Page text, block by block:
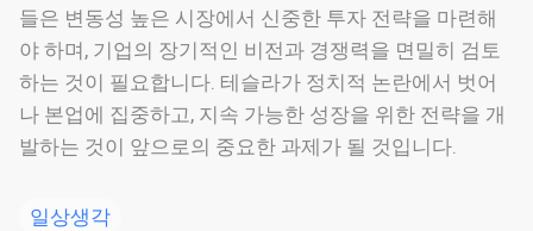
들은 변동성 높은 시장에서 신중한 투자 전략을 마련해
야 하며, 기업의 장기적인 비전과 경쟁력을 면밀히 검토
하는 것이 필요합니다. 테슬라가 정치적 논란에서 벗어
나 본업에 집중하고, 지속 가능한 성장을 위한 전략을 개
발하는 것이 앞으로의 중요한 과제가 될 것입니다.
일상생각